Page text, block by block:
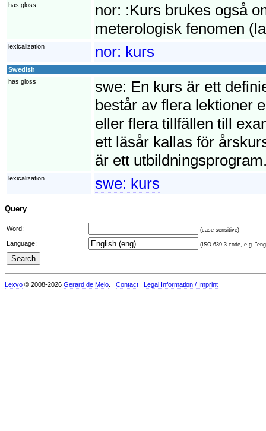
has gloss
nor: :Kurs brukes også
meterologisk fenomen
lexicalization nor: kurs
Swedish
has gloss
swe: En kurs är ett
består av flera lektioner
eller flera tillfällen till
ett läsår kallas för
är ett
lexicalization swe: kurs
Query
Word: (case sensitive)
Language: (ISO 639-3 code, e.g.
Lexvo © 2008-2026 Gerard de Melo Contact Legal Information / Imprint